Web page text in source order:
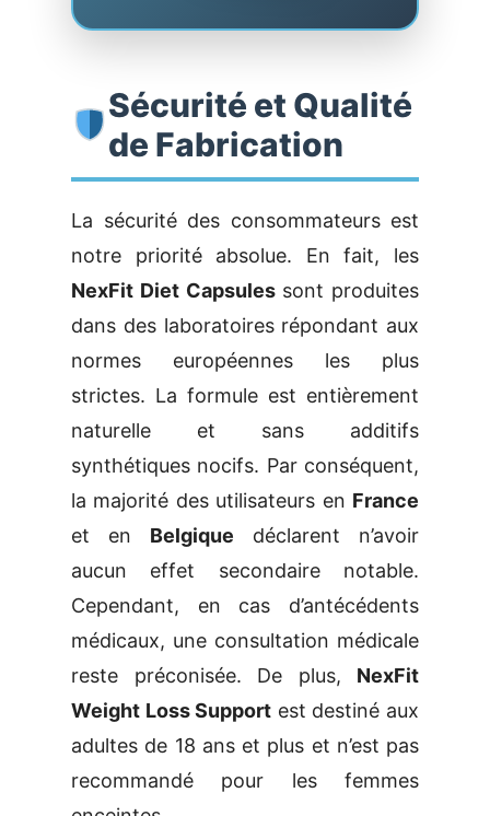
Sécurité et Qualité
de Fabrication
La sécurité des consommateurs est
notre priorité absolue. En fait, les
NexFit Diet Capsulessont produites
dans des laboratoires répondant aux
normes européennes les plus
strictes. La formule est entièrement
naturelle et sans additifs
synthétiques nocifs. Par conséquent,
la majorité des utilisateurs en France
et en Belgique déclarent n’avoir
aucun effet secondaire notable.
Cependant, en cas d’antécédents
médicaux, une consultation médicale
reste préconisée. De plus, NexFit
Weight Loss Support est destiné aux
adultes de 18 ans et plus et n’est pas
recommandé pour les femmes